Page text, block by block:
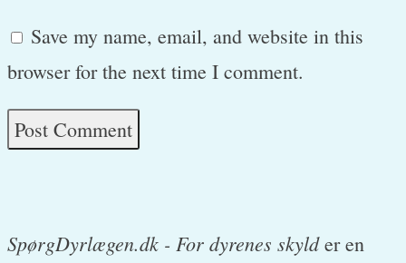
Save my name, email, and website in this
browser for the next time I comment.
SpørgDyrlægen.dk - For dyrenes skylder en